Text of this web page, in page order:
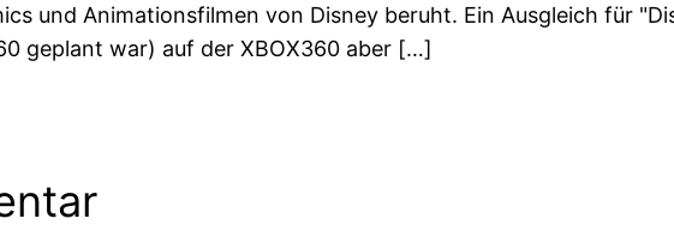
und Animationsfilmen von Disney beruht. Ein Ausgleich für
geplant war) auf der XBOX360 aber […]